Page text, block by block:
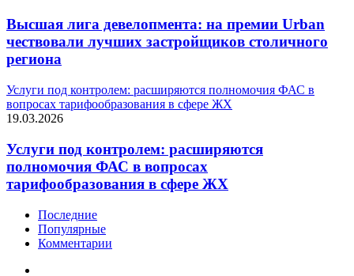
Высшая лига девелопмента: на премии Urban
чествовали лучших застройщиков столичного
региона
Услуги под контролем: расширяются полномочия ФАС в
вопросах тарифообразования в сфере ЖХ
19.03.2026
Услуги под контролем: расширяются
полномочия ФАС в вопросах
тарифообразования в сфере ЖХ
Последние
Популярные
Комментарии